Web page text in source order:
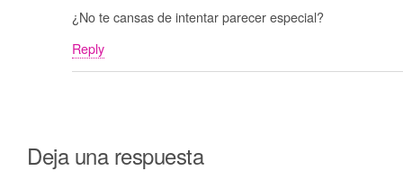
¿No te cansas de intentar parecer especial?
Reply
Deja una respuesta